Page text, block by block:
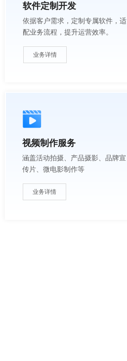
业务详情
软件定制开发
依据客户需求，定制专属软件，适
配业务流程，提升运营效率。
视频制作服务
涵盖活动拍摄、产品摄影、品牌宣
传片、微电影制作等
业务详情